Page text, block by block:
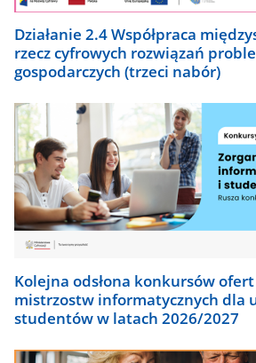
Działanie 2.4 Współpraca
rzecz cyfrowych rozwiązań
gospodarczych (trzeci nabór)
Kolejna odsłona konkursów
mistrzostw informatycznych dla
studentów w latach 2026/2027